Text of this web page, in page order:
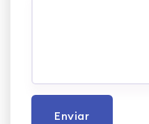
Enviar